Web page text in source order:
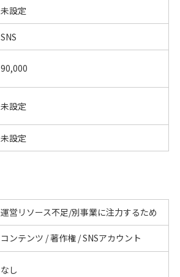
未設定
SNS
90,000
未設定
未設定
運営リソース不足/別事業に注力するため
コンテンツ / 著作権 / SNSアカウント
なし